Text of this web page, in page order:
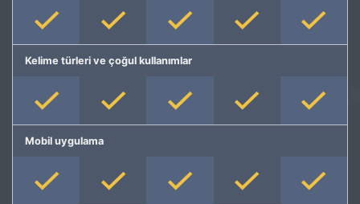
Kelime türleri ve çoğul kullanımlar
Mobil uygulama